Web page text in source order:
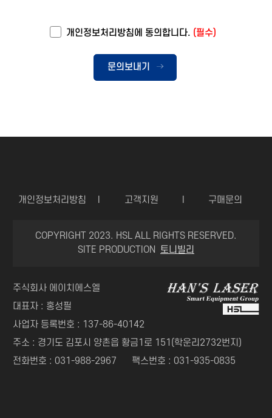
개인정보처리방침에 동의합니다. (필수)
문의보내기
개인정보처리방침 고객지원 구매문의
COPYRIGHT 2023. HSL ALL RIGHTS RESERVED.
SITE PRODUCTION 토니빌리
주식회사 에이치에스엘
대표자 : 홍성필
사업자 등록번호 : 137-86-40142
주소 : 경기도 김포시 양촌읍 황금1로 151(학운리2732번지)
전화번호 : 031-988-2967
팩스번호 : 031-935-0835